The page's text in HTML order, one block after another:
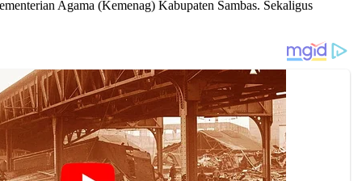
Agama (Kemenag) Kabupaten Sambas. Sekaligus